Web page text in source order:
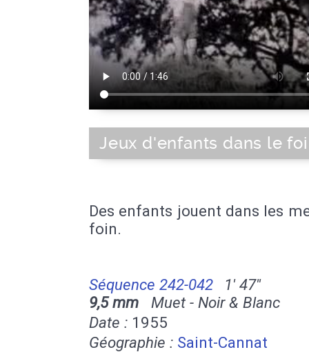
Jeux d'enfants dans le
Des enfants jouent dans les
foin.
Séquence 242-042
1' 47''
9,5 mm Muet - Noir & Blanc
Date : 1955
Géographie : Saint-Cannat